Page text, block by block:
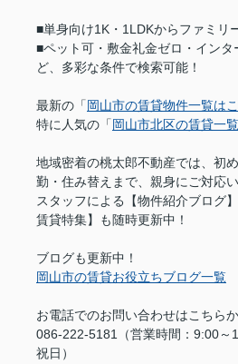
■単身向け1K・1LDKからファミリ
■ペット可・敷金礼金ゼロ・インタ
ど、多彩な条件で検索可能！
最新の「 岡山市の賃貸物件一覧は
特に人気の「 岡山市北区の賃貸一
地域密着の桃太郎不動産では、初
勤・住み替えまで、親身にご対応い
スタッフによる【物件紹介ブログ
賃貸特集】も随時更新中！
ブログも更新中！
岡山市の賃貸お役立ちブログ一覧
お電話でのお問い合わせはこちらか
086-222-5181（営業時間：9:00～
祝日）